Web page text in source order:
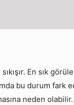
En sık
bu durum fark
neden olabilir.